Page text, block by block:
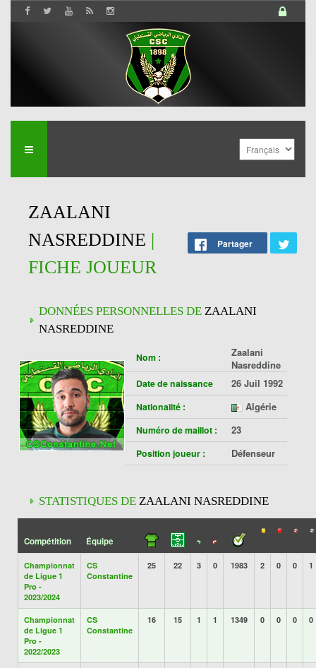
ZAALANI
NASREDDINE |
FICHE JOUEUR
Partager
DONNÉES PERSONNELLES DE ZAALANI
NASREDDINE
Nom :
Zaalani
Nasreddine
Date de naissance 26 Juil 1992
Nationalité : Algérie
Numéro de maillot : 23
Position joueur : Défenseur
STATISTIQUES DE ZAALANI NASREDDINE
Compétition Équipe
Championnat
de Ligue 1
Pro -
2023/2024
CS
Constantine
25 22 3 0 1983 2 0 0 1
Championnat
de Ligue 1
Pro -
2022/2023
CS
Constantine
16 15 1 1 1349 0 0 0 0